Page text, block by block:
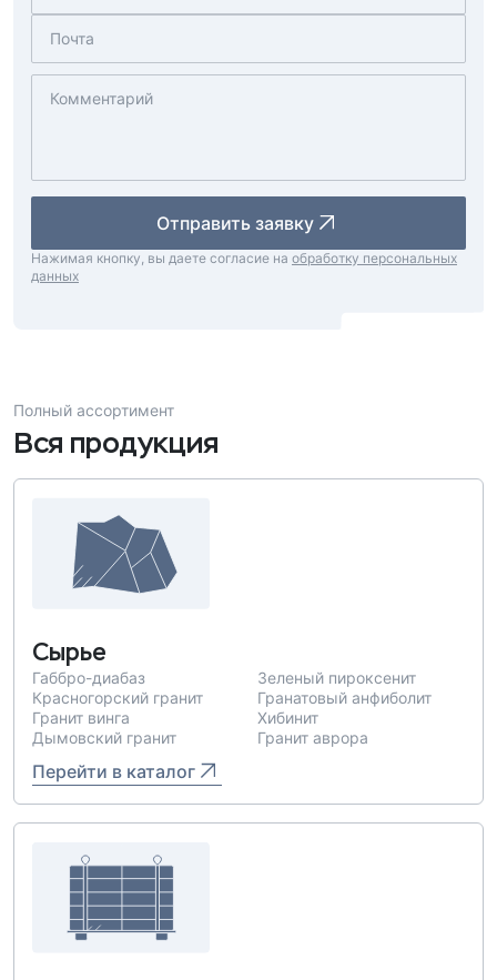
Отправить заявку
Нажимая кнопку, вы даете согласие на обработку персональных
данных
Полный ассортимент
Вся продукция
Сырье
Габбро-диабаз
Красногорский гранит
Гранит винга
Дымовский гранит
Зеленый пироксенит
Гранатовый анфиболит
Хибинит
Гранит аврора
Перейти в каталог